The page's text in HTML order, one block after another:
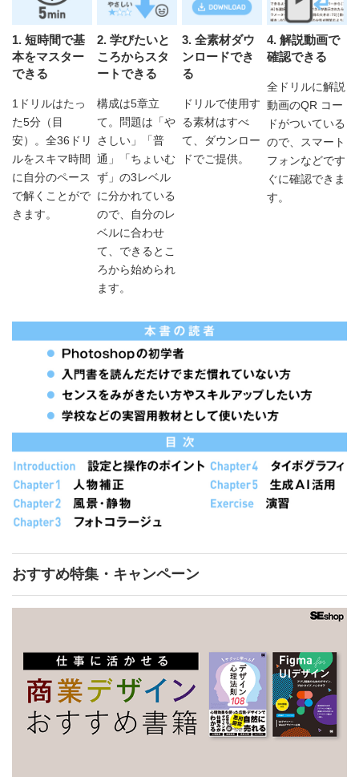
1. 短時間で基
本をマスター
できる
1ドリルはたっ
た5分（目
安）。全36ドリ
ルをスキマ時間
に自分のペース
で解くことがで
きます。
2. 学びたいと
ころからスタ
ートできる
構成は5章立
て。問題は「や
さしい」「普
通」「ちょいむ
ず」の3レベル
に分かれている
ので、自分のレ
ベルに合わせ
て、できるとこ
ろから始められ
ます。
3. 全素材ダウ
ンロードでき
る
ドリルで使用す
る素材はすべ
て、ダウンロー
ドでご提供。
4. 解説動画で
確認できる
全ドリルに解説
動画のQR コー
ドがついている
ので、スマート
フォンなどです
ぐに確認できま
す。
おすすめ特集・キャンペーン